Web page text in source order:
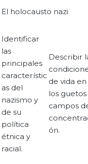
El holocausto nazi
Identificar
las
principales
característic
as del
nazismo y
de su
política
étnica y
racial.
Describir
de vida en
los guetos
campos
ón.